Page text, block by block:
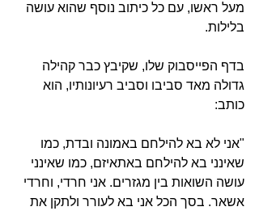
מעל ראשו, עם כל כיתוב נוסף שהוא עושה
בלילות.
בדף הפייסבוק שלו, שקיבץ כבר קהילה
גדולה מאד סביבו וסביב רעיונותיו, הוא
כותב:
"אני לא בא להילחם באמונה ובדת, כמו
שאינני בא להילחם באתאיזם, כמו שאינני
עושה השואות בין מגזרים. אני חרדי, וחרדי
אשאר. בסך הכל אני בא לעורר ולתקן את